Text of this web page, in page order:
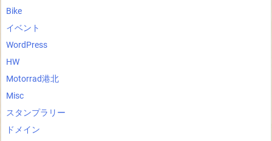
Bike
イベント
WordPress
HW
Motorrad港北
Misc
スタンプラリー
ドメイン